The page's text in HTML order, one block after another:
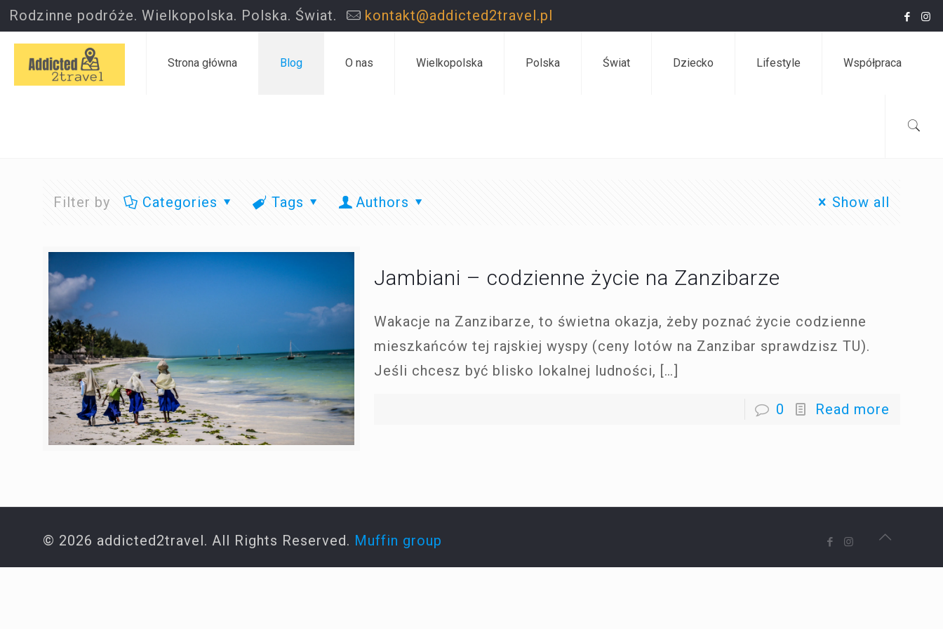
Rodzinne podróże. Wielkopolska. Polska. Świat. kontakt@addicted2travel.pl
Strona główna Blog O nas Wielkopolska Polska Świat Dziecko Lifestyle Współpraca
Filter by Categories Tags Authors Show all
Jambiani – codzienne życie na Zanzibarze
Wakacje na Zanzibarze, to świetna okazja, żeby poznać życie codzienne
mieszkańców tej rajskiej wyspy (ceny lotów na Zanzibar sprawdzisz TU).
Jeśli chcesz być blisko lokalnej ludności, […]
0 Read more
© 2026 addicted2travel. All Rights Reserved. Muffin group